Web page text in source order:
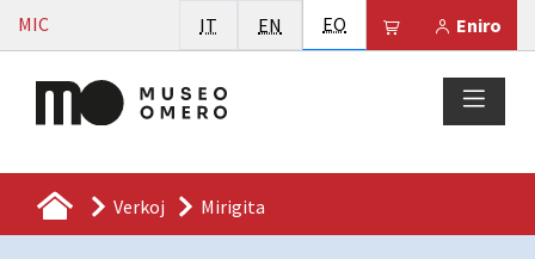
Vai al contenuto
MIC Eniro
Il tuo carrello
IT Italiano
EN English
EO Esperanto
Verkoj Mirigita